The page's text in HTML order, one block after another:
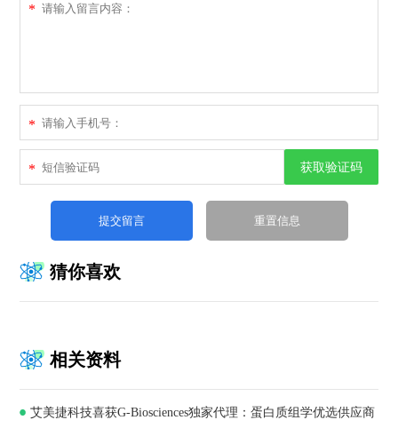
*
*
* 获取验证码
猜你喜欢
相关资料
艾美捷科技喜获G-Biosciences独家代理：蛋白质组学优选供应商